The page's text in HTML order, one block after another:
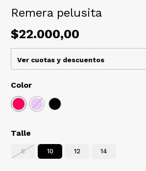
Remera pelusita
$22.000,00
Ver cuotas y descuentos
Color
Talle
8 10 12 14